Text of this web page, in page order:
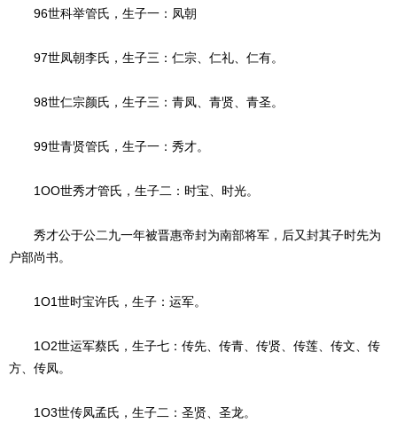
96世科举管氏，生子一：凤朝
97世凤朝李氏，生子三：仁宗、仁礼、仁有。
98世仁宗颜氏，生子三：青凤、青贤、青圣。
99世青贤管氏，生子一：秀才。
1OO世秀才管氏，生子二：时宝、时光。
秀才公于公二九一年被晋惠帝封为南部将军，后又封其子时先为
户部尚书。
1O1世时宝许氏，生子：运军。
1O2世运军蔡氏，生子七：传先、传青、传贤、传莲、传文、传
方、传凤。
1O3世传凤孟氏，生子二：圣贤、圣龙。